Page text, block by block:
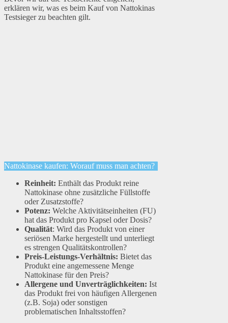
erklären wir, was es beim Kauf von Nattokinas
Testsieger zu beachten gilt.
Nattokinase kaufen: Worauf muss man achten?
Reinheit: Enthält das Produkt reine
Nattokinase ohne zusätzliche Füllstoffe
oder Zusatzstoffe?
Potenz: Welche Aktivitätseinheiten (FU)
hat das Produkt pro Kapsel oder Dosis?
Qualität: Wird das Produkt von einer
seriösen Marke hergestellt und unterliegt
es strengen Qualitätskontrollen?
Preis-Leistungs-Verhältnis: Bietet das
Produkt eine angemessene Menge
Nattokinase für den Preis?
Allergene und Unverträglichkeiten: Ist
das Produkt frei von häufigen Allergenen
(z.B. Soja) oder sonstigen
problematischen Inhaltsstoffen?